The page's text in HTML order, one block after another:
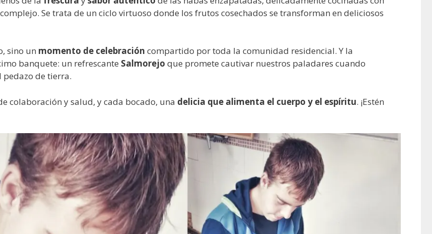
Se trata de un ciclo virtuoso donde los frutos cosechados se transforman en deliciosos
sino un momento de celebración compartido por toda la comunidad residencial. Y la
banquete: un refrescante Salmorejo que promete cautivar nuestros paladares cuando
de tierra.
colaboración y salud, y cada bocado, una delicia que alimenta el cuerpo y el espíritu. ¡Estén